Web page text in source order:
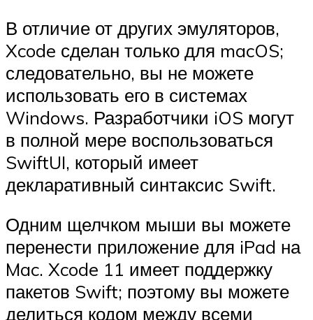
В отличие от других эмуляторов,
Xcode сделан только для macOS;
следовательно, вы не можете
использовать его в системах
Windows. Разработчики iOS могут
в полной мере воспользоваться
SwiftUI, который имеет
декларативный синтаксис Swift.
Одним щелчком мыши вы можете
перенести приложение для iPad на
Mac. Xcode 11 имеет поддержку
пакетов Swift; поэтому вы можете
делиться кодом между всеми